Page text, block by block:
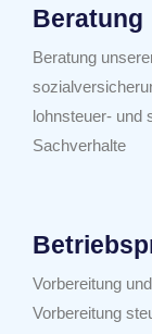
Beratung
Beratung
lohnsteuer- und
Sachverhalte
Vorbereitung
Vorbereitung